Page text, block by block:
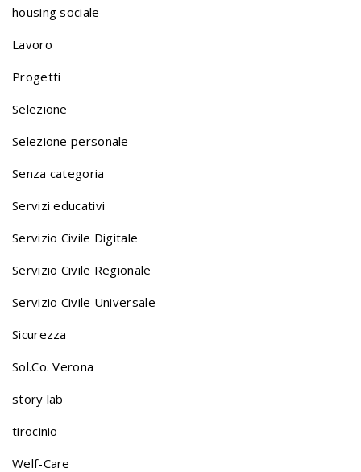
o
n
a
v
g
a
t
housing sociale
Lavoro
Progetti
Selezione
Selezione personale
Senza categoria
Servizi educativi
Servizio Civile Digitale
Servizio Civile Regionale
Servizio Civile Universale
Sicurezza
Sol.Co. Verona
story lab
tirocinio
Welf-Care